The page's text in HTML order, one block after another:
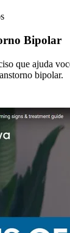
Bipolar
que ajuda
bipolar.